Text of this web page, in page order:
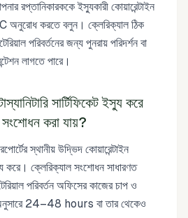
রপ্তানিকারককে ইস্যুকারী কোয়ারেন্টাইন
অনুরোধ করতে বলুন। ক্লেরিক্যাল ঠিক
পরিবর্তনের জন্য পুনরায় পরিদর্শন বা
লাগতে পারে।
সার্টিফিকেট ইস্যু করে
করা যায়?
স্থানীয় উদ্ভিদ কোয়ারেন্টাইন
ক্লেরিক্যাল সংশোধন সাধারণত
পরিবর্তন অফিসের কাজের চাপ ও
24–48 hours বা তার থেকেও